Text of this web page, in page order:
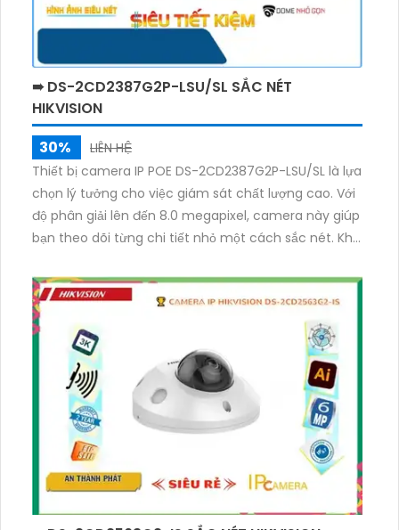
➠ DS-2CD2387G2P-LSU/SL SẮC NÉT
HIKVISION
30%
LIÊN HỆ
Thiết bị camera IP POE DS-2CD2387G2P-LSU/SL là lựa
chọn lý tưởng cho việc giám sát chất lượng cao. Với
độ phân giải lên đến 8.0 megapixel, camera này giúp
bạn theo dõi từng chi tiết nhỏ một cách sắc nét. Khả
30m giúp bạn quan sát mọi diễn biến mà không mất
đi chất lượng hình ảnh. Được trang bị công nghệ IP
POE, camera không chỉ đảm bảo ổn định mà còn dễ
dàng cài đặt. Với khả năng thu âm rõ ràng, bạn có
thể hoàn toàn yên tâm khi sử dụng thiết bị này cho
lắp đặt tại căn hộ, nhà phố. Thiết kế Dome kim loại
giúp camera trở nên chắc chắn và phù hợp với
nhiều không gian. Với chức năng Màu Ban Đêm,
camera còn cho phép bạn quan sát trong đêm với
chất lượng hình ảnh tương đương như ban ngày.